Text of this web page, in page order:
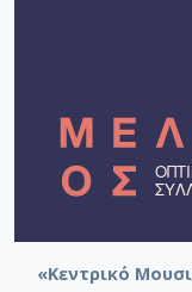
«Κεντρικό